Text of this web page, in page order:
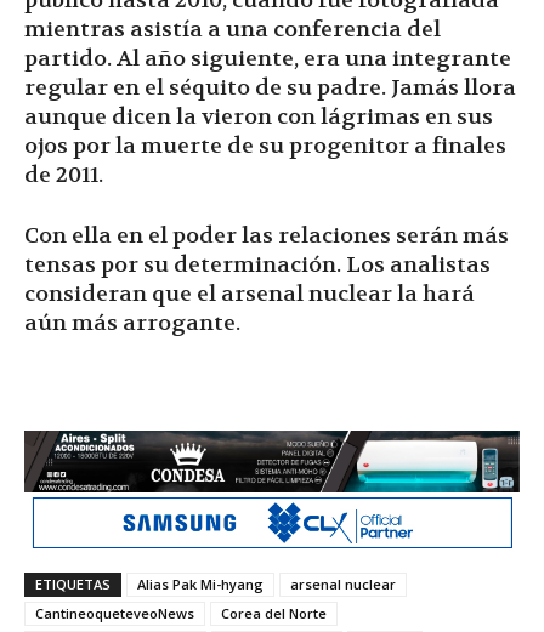
mientras asistía a una conferencia del
partido. Al año siguiente, era una integrante
regular en el séquito de su padre. Jamás llora
aunque dicen la vieron con lágrimas en sus
ojos por la muerte de su progenitor a finales
de 2011.
Con ella en el poder las relaciones serán más
tensas por su determinación. Los analistas
consideran que el arsenal nuclear la hará
aún más arrogante.
ETIQUETAS Alias Pak Mi-hyang
arsenal nuclear
CantineoqueteveoNews
Corea del Norte